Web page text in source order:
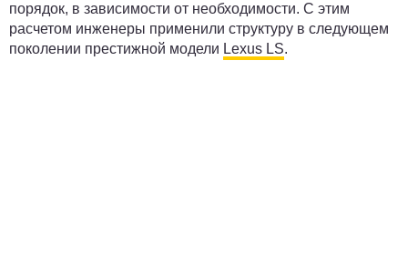
порядок, в зависимости от необходимости. С этим
расчетом инженеры применили структуру в следующем
поколении престижной модели Lexus LS.